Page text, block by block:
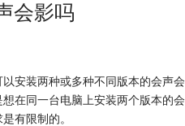
会影吗
安装两种或多种不同版本的会声会
在同一台电脑上安装两个版本的会
有限制的。